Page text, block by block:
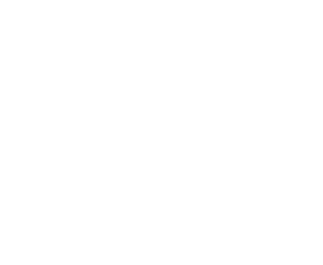
goda recept du har sparat och